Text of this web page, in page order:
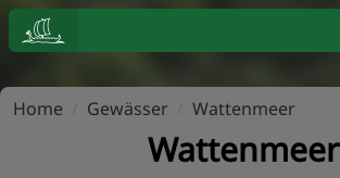
Home Gewässer Wattenmeer
Wattenmeer